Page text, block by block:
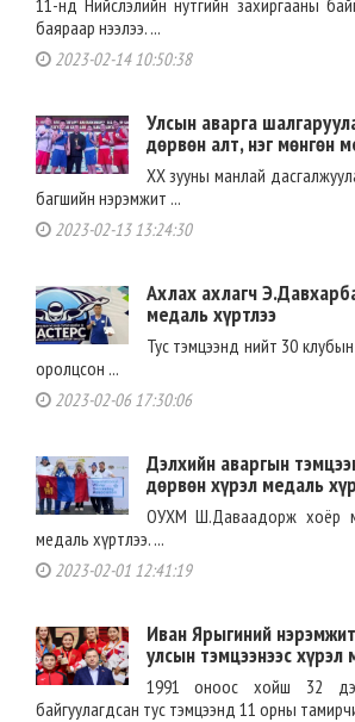
11-нд Нийслэлийн нутгийн захиргааны
баяраар нээлээ. ...
2023-02-14 10:50:38
Улсын аварга
дөрвөн алт, нэг мөнгөн
ХХ зууны манлай
багшийн нэрэмжит ...
2023-02-13 13:24:30
Ахлах ахлагч
медаль хүртлээ
Тус тэмцээнд нийт 30
оролцсон ...
2023-02-06 17:30:06
Дэлхийн аваргын
дөрвөн хүрэл медаль
ОУХМ Ш.Даваадорж хоёр
медаль хүртлээ. ...
2023-02-01 12:41:19
Иван Ярыгиний
улсын тэмцээнээс хүрэл
1991 оноос хойш 32
байгуулагдсан тус тэмцээнд 11 орны